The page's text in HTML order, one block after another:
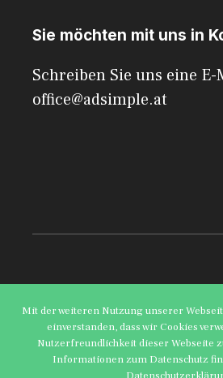
Sie möchten mit uns in
Schreiben Sie uns eine E-
office@adsimple.at
Datenschutzerklärung
Mit der weiteren Nutzung unserer
einverstanden, dass wir Cookies
Nutzerfreundlichkeit dieser Webseite
Informationen zum Datenschutz